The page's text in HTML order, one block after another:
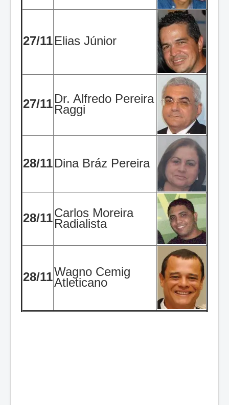
27/11Elias Júnior
27/11Dr. Alfredo Pereira
Raggi
28/11Dina Bráz Pereira
28/11Carlos Moreira
Radialista
28/11Wagno Cemig
Atleticano